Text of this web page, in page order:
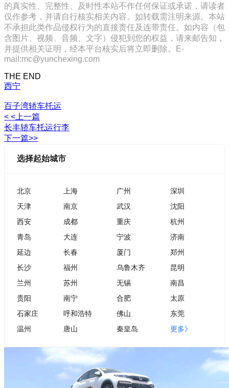
的真实性、完整性、及时性本站不作任何保证或承诺，请读者
仅作参考，并请自行核实相关内容。如转载需注明来源。本站
不承担此类作品侵权行为的直接责任及连带责任。如内容（包
含图片、视频、音频、文字）侵犯到您的权益，请来邮告知，
并提供相关证明，经本平台核实后将立即删除。E-
mail:mc@yunchexing.com
THE END
西宁
百子湾轿车托运
< <上一篇
长丰轿车托运行李
下一篇>>
选择起始城市
北京 上海 广州
深圳
天津
南京 武汉
沈阳
西安
成都 重庆
杭州
青岛
大连 宁波
济南
延边
长春 厦门
郑州
长沙
福州 乌鲁木齐
昆明
兰州
苏州 无锡
南昌
贵阳
南宁 合肥
太原
石家庄
呼和浩特 佛山
东莞
温州
唐山 秦皇岛 更多》